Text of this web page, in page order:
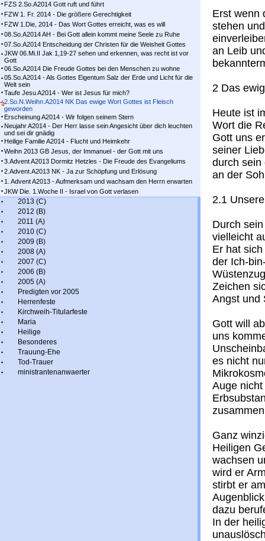
FZS 2.So.A2014 Gott ruft und führt
FZW 1. Fr. 2014 - Die größere Gerechtigkeit
FZW 1.Die, 2014 - Das Wort Gottes erreicht, was es will
08.So.A2014 AH - Bei Gott allein kommt meine Seele zu Ruhe
07.So.A2014 Entscheidung der Christen für die Weisheit Gottes
JKW 06.Mi.II Jak 1,19-27 sehen und erkennen, was recht ist vor
Gott
06.So.A2014 Die Freude Gottes bei den Menschen zu wohne
05.So.A2014 - Als Gottes Eigentum Salz der Erde und Licht für die
Welt sein
Taufe Jesu A2014 - Wer ist Jesus für mich?
2.So.N.Weihn.A2014 NK Das ewige Wort Gottes ist Fleisch
geworden
Erscheinung A2014 - Wir folgen seinem Stern
Neujahr A2014 - Der Herr lasse sein Angesicht über dich leuchten
und sei dir gnädig
Heilige Familie A2014 - Flucht und Heimkehr
Weihn 2013 GB Jesus, der Immanuel - der Gott mit uns
3.Advent A2013 Dormitz Hetzles - Die Freude des Evangeliums
2.Advent.A2013 NK - Ja zur Schöpfung und Erlösung
1. Advent A2013 - Aufmerksam und wachsam den Herrn erwarten
JKW Die. 1.Woche II - Israel von Gott verlasen
2013 (C)
2012 (B)
2011 (A)
2010 (C)
2009 (B)
2008 (A)
2007 (C)
2006 (B)
2005 (A)
Predigten vor 2005
Herrenfeste
Kirchweih-Titularfeste
Maria
Heilige
Besonderes
Trauung-Ehe
Tod-Trauer
ministrantenanwaerter
Erst wenn
stehen
an Leib
2 Das
Heute ist
Wort die
Gott uns
seiner
durch sein
an der
2.1
Durch
vielleicht
Er hat
der Ich-
Zeichen
Angst und
Gott will
uns
es nicht
Auge
Ganz
Heiligen
wachsen
wird er
stirbt er
dazu
In der